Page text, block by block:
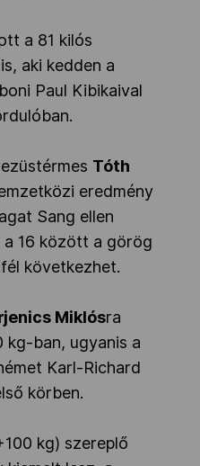
a 81 kilós
aki kedden a
Paul Kibikaival
Tóth
eredmény
Sang ellen
a 16 között a görög
következhet.
Miklósra
kg-ban, ugyanis a
Karl-Richard
körben.
kg) szereplő